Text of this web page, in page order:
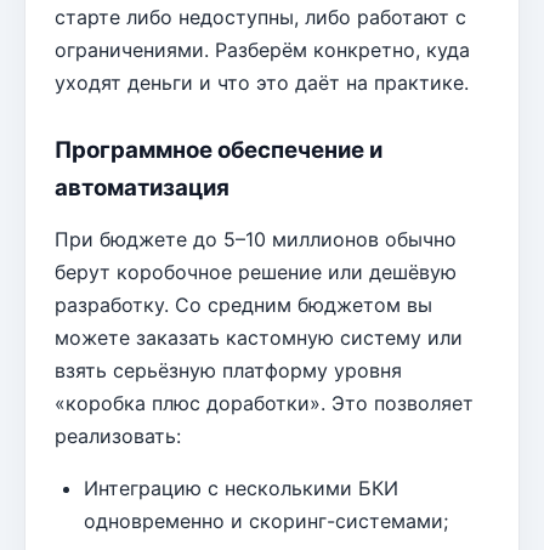
старте либо недоступны, либо работают с
ограничениями. Разберём конкретно, куда
уходят деньги и что это даёт на практике.
Программное обеспечение и
автоматизация
При бюджете до 5–10 миллионов обычно
берут коробочное решение или дешёвую
разработку. Со средним бюджетом вы
можете заказать кастомную систему или
взять серьёзную платформу уровня
«коробка плюс доработки». Это позволяет
реализовать:
Интеграцию с несколькими БКИ
одновременно и скоринг-системами;